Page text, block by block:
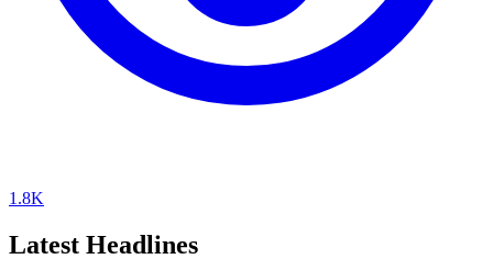
1.8K
Latest Headlines